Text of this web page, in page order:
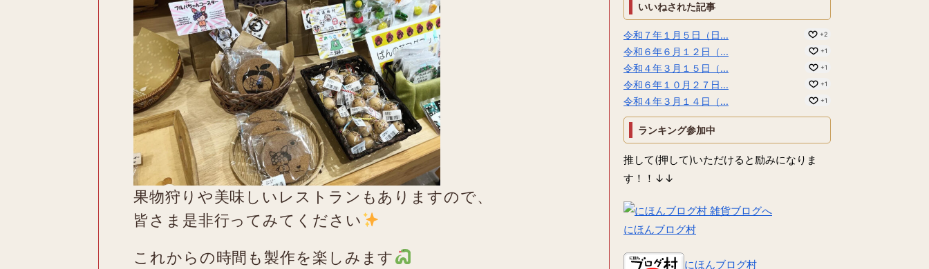
果物狩りや美味しいレストランもありますので、
皆さま是非行ってみてください
これからの時間も製作を楽しみます
いいねされた記事
令和７年１月５日（日... +2
令和６年６月１２日（... +1
令和４年３月１５日（... +1
令和６年１０月２７日... +1
令和４年３月１４日（... +1
ランキング参加中
推して(押して)いただけると励みになりま
す！！↓↓
にほんブログ村
にほんブログ村